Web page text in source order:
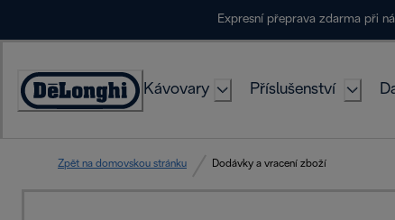
Expresní přeprava zdarma při
Accessibility
Kávovary Příslušenství
Zpět na domovskou stránku Dodávky a vracení zboží